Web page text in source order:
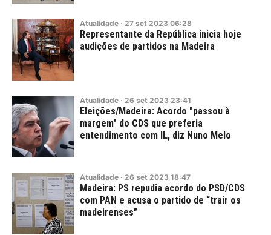
Atualidade · 27 set 2023 06:28
Representante da República inicia hoje
audições de partidos na Madeira
Atualidade · 26 set 2023 23:41
Eleições/Madeira: Acordo "passou à
margem" do CDS que preferia
entendimento com IL, diz Nuno Melo
Atualidade · 26 set 2023 18:47
Madeira: PS repudia acordo do PSD/CDS
com PAN e acusa o partido de “trair os
madeirenses”